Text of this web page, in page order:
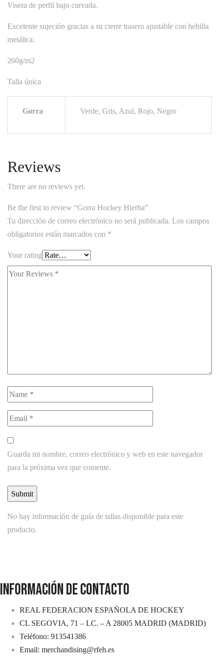
Visera de perfil bajo curvada.
Excelente sujeción gracias a su cierre trasero ajustable con hebilla
metálica.
260g/m2
Talla única
Gorra Verde, Gris, Azul, Rojo, Negro
Reviews
There are no reviews yet.
Be the first to review “Gorra Hockey Hierba”
Tu dirección de correo electrónico no será publicada. Los campos
obligatorios están marcados con *
Your rating
Guarda mi nombre, correo electrónico y web en este navegador
para la próxima vez que comente.
No hay información de guía de tallas disponible para este
producto.
INFORMACIÓN DE CONTACTO
REAL FEDERACION ESPAÑOLA DE HOCKEY
CL SEGOVIA, 71 – LC. – A 28005 MADRID (MADRID)
Teléfono: 913541386
Email: merchandising@rfeh.es